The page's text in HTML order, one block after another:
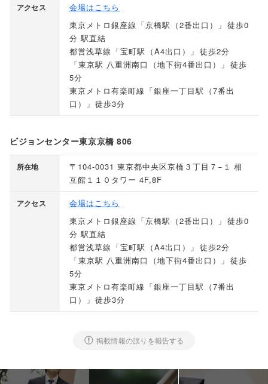
アクセス
会場はこちら
東京メトロ銀座線 「京橋駅 （2番出口 ）」 徒歩0
分 駅直結
都営浅草線 「宝町駅 （A4出口 ）」 徒歩2分
「東京駅 八重洲南口 （地下街4番出口 ）」 徒歩
5分
東京メトロ有楽町線 「銀座一丁目駅 （7番出
口 ）」 徒歩3分
ビジョンセンター東京京橋 806
所在地
〒104-0031 東京都中央区京橋３丁目７−１ 相
互館１１０タワー 4F,8F
アクセス
会場はこちら
東京メトロ銀座線 「京橋駅 （2番出口 ）」 徒歩0
分 駅直結
都営浅草線 「宝町駅 （A4出口 ）」 徒歩2分
「東京駅 八重洲南口 （地下街4番出口 ）」 徒歩
5分
東京メトロ有楽町線 「銀座一丁目駅 （7番出
口 ）」 徒歩3分
掲載情報の誤りを報告する